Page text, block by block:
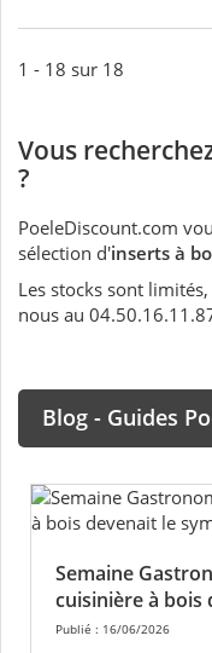
1 - 18 sur 18
Vous
?
PoeleDiscount.com
sélection d'inserts à
Les stocks sont
nous au
Blog - Guides
Semaine
cuisinière à bois
Publié : 16/06/2026